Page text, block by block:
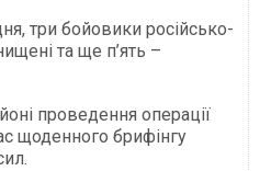
три бойовики російсько-
та ще п’ять –
проведення операції
щоденного брифінгу